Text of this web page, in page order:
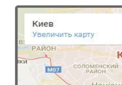
Жіноча модна